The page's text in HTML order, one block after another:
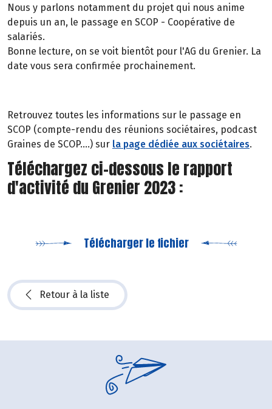
Nous y parlons notamment du projet qui nous anime
depuis un an, le passage en SCOP - Coopérative de
salariés.
Bonne lecture, on se voit bientôt pour l'AG du Grenier. La
date vous sera confirmée prochainement.
Retrouvez toutes les informations sur le passage en
SCOP (compte-rendu des réunions sociétaires, podcast
Graines de SCOP....) sur la page dédiée aux sociétaires.
Téléchargez ci-dessous le rapport
d'activité du Grenier 2023 :
Télécharger le fichier
Retour à la liste